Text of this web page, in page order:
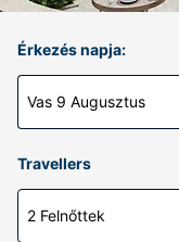
Érkezés napja:
Vas 9 Augusztus
Travellers
2 Felnőttek